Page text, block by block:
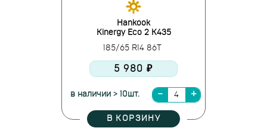
Hankook
Kinergy Eco 2 K435
185/65 R14 86T
5 980 ₽
в наличии > 10шт.
В КОРЗИНУ